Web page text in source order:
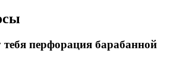
перфорация барабанной